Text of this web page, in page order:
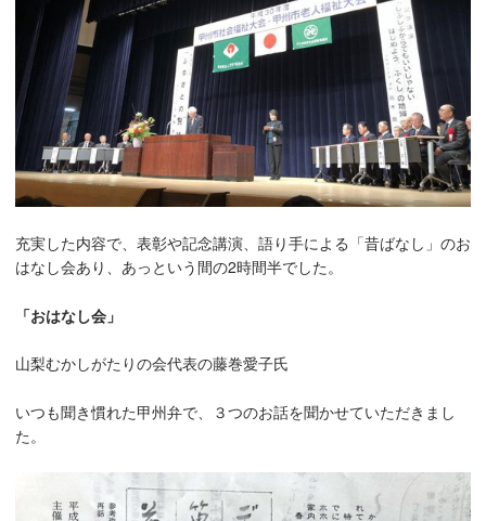
充実した内容で、表彰や記念講演、語り手による「昔ばなし」のお
はなし会あり、あっという間の2時間半でした。
「おはなし会」
山梨むかしがたりの会代表の藤巻愛子氏
いつも聞き慣れた甲州弁で、３つのお話を聞かせていただきまし
た。